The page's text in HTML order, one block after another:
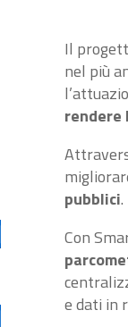
Il
nel più
pubblici.
Con
e dati in